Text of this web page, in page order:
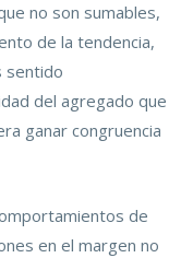
no son sumables,
de la tendencia,
sentido
del agregado que
ganar congruencia
de
en el margen no